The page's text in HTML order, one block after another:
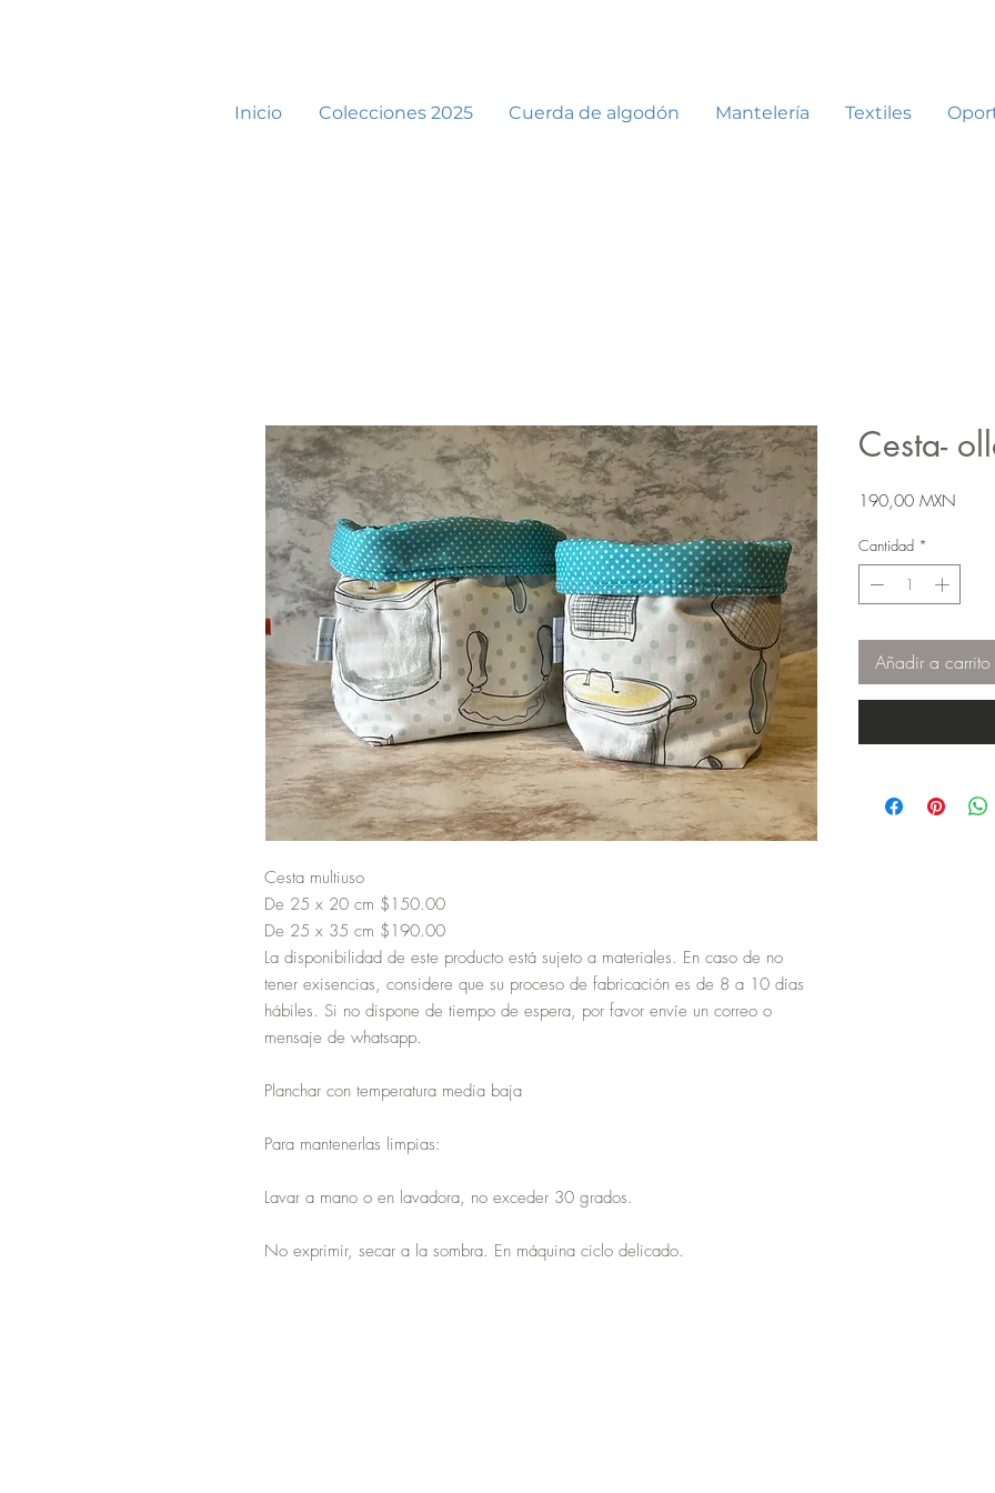
Inicio Colecciones 2025 Cuerda de algodón Mantelería Textiles
Cesta multiuso
De 25 x 20 cm $150.00
De 25 x 35 cm $190.00
La disponibilidad de este producto está sujeto a materiales. En caso de no
tener exisencias, considere que su proceso de fabricación es de 8 a 10 días
hábiles. Si no dispone de tiempo de espera, por favor envíe un correo o
mensaje de whatsapp.
Planchar con temperatura media baja
Para mantenerlas limpias:
Lavar a mano o en lavadora, no exceder 30 grados.
No exprimir, secar a la sombra. En máquina ciclo delicado.
Cesta-
190,00 MXNPrecio
Cantidad *
Añadir a carrito